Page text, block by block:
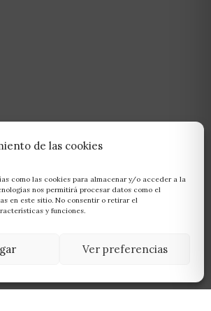
de las cookies
como las cookies para almacenar y/o acceder a la
nos permitirá procesar datos como el
en este sitio. No consentir o retirar el
y funciones.
Ver preferencias